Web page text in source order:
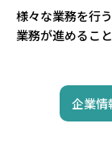
様々な業務を行
業務が進めるこ
企業情